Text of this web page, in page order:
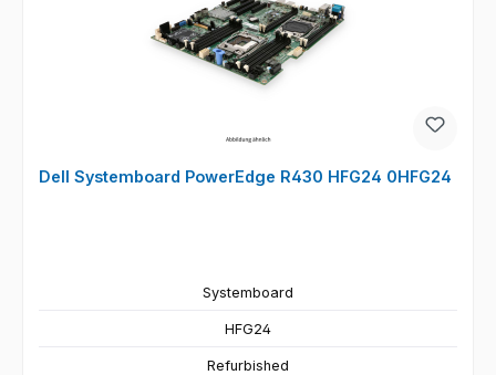
Dell Systemboard PowerEdge R430 HFG24 0HFG24
Systemboard
HFG24
Refurbished